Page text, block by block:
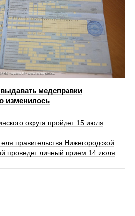
медсправки
изменилось
округа пройдет 15 июля
правительства Нижегородской
проведет личный прием 14 июля